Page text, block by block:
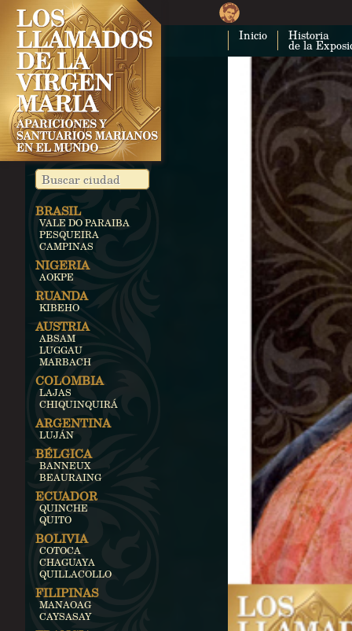
Inicio Historia
de la
BRASIL
VALE DO PARAIBA
PESQUEIRA
CAMPINAS
NIGERIA
AOKPE
RUANDA
KIBEHO
AUSTRIA
ABSAM
LUGGAU
MARBACH
COLOMBIA
LAJAS
CHIQUINQUIRÁ
ARGENTINA
LUJÁN
BÉLGICA
BANNEUX
BEAURAING
ECUADOR
QUINCHE
QUITO
BOLIVIA
COTOCA
CHAGUAYA
QUILLACOLLO
FILIPINAS
MANAOAG
CAYSASAY